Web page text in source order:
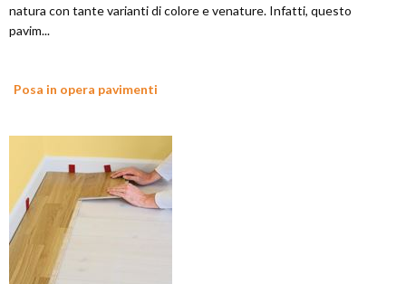
natura con tante varianti di colore e venature. Infatti, questo
pavim...
Posa in opera pavimenti